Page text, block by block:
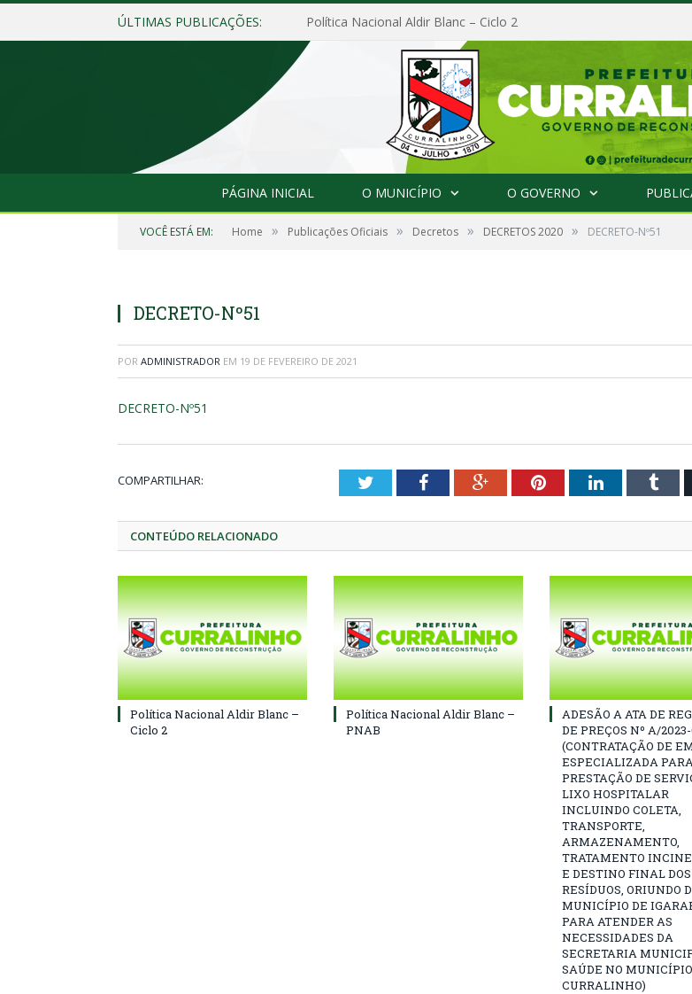
ÚLTIMAS PUBLICAÇÕES: Política Nacional Aldir Blanc – Ciclo 2
PÁGINA INICIAL O MUNICÍPIO O GOVERNO
VOCÊ ESTÁ EM: Home » Publicações Oficiais » Decretos » DECRETOS 2020 » DECRETO-Nº51
DECRETO-Nº51
POR ADMINISTRADOR EM 19 DE FEVEREIRO DE 2021
DECRETO-Nº51
COMPARTILHAR: TwitterFacebookGoogle+PinterestLinkedIn
CONTEÚDO RELACIONADO
Política Nacional Aldir Blanc –
Ciclo 2
Política Nacional Aldir Blanc –
PNAB
ADESÃO A ATA DE
DE PREÇOS Nº A/
(CONTRATAÇÃO DE
ESPECIALIZADA
PRESTAÇÃO DE
LIXO HOSPITALAR
INCLUINDO COLETA,
TRANSPORTE,
ARMAZENAMENTO,
TRATAMENTO
E DESTINO FINAL DOS
RESÍDUOS, ORIUNDO
MUNICÍPIO DE
PARA ATENDER AS
NECESSIDADES DA
SECRETARIA
SAÚDE NO
CURRALINHO)